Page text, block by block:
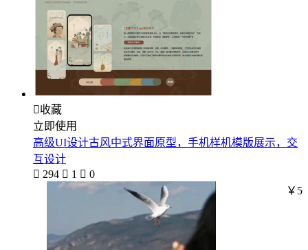
收藏
立即使用
高级UI设计古风中式界面原型，手机样机模版展示，交
互设计
 294  1  0
￥5